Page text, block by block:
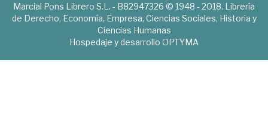
Marcial Pons Librero S.L. - B82947326 © 1948 - 2018. Librería
de Derecho, Economía, Empresa, Ciencias Sociales, Historia y
Ciencias Humanas
Hospedaje y desarrollo OPTYMA